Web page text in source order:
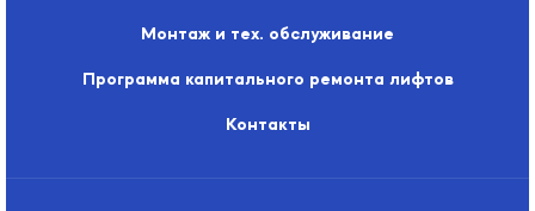
Монтаж и тех. обслуживание
Программа капитального ремонта лифтов
Контакты